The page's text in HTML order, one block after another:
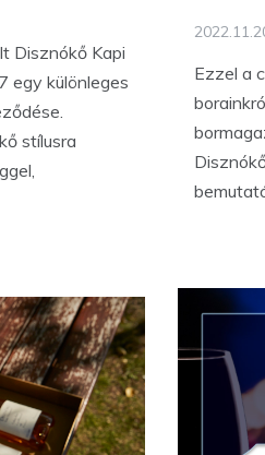
Disznókő Kapi
egy különleges
stílusra
Ezzel a